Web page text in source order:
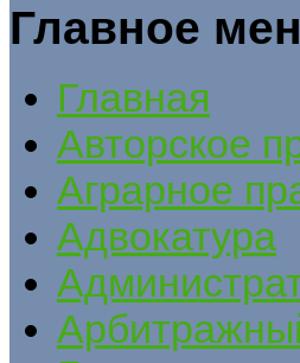
Главное
Главная
Авторское
Аграрное
Адвокатура